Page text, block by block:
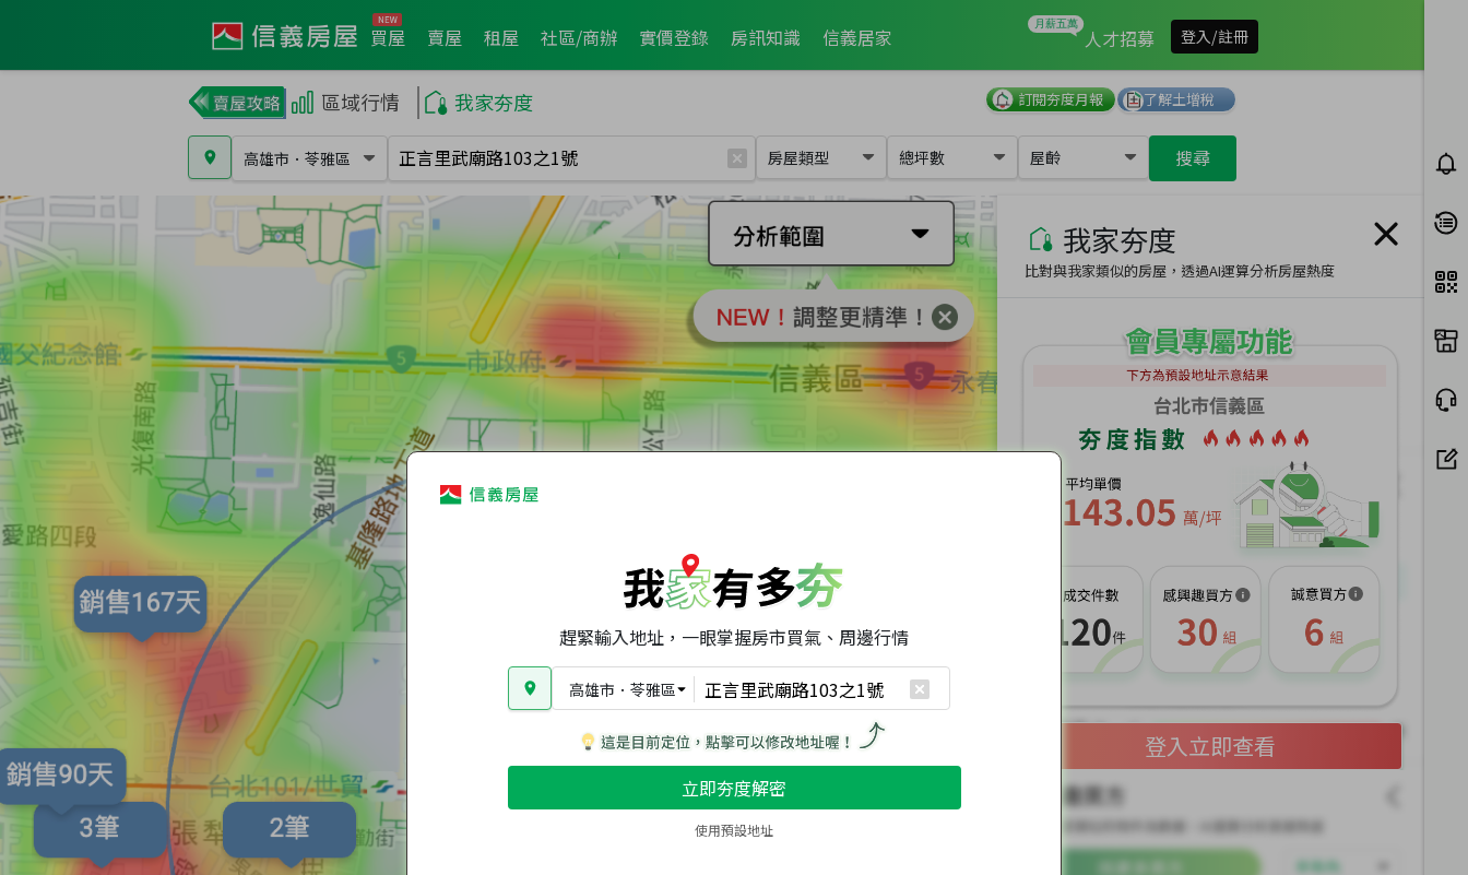
買屋 賣屋 租屋 社區/商辦 實價登錄 房訊知識 信義居家 人才招募 登入/註冊
區域行情 我家夯度 訂閱夯度月報 了解土增稅
高雄市 ． 苓雅區 房屋類型 總坪數 屋齡 搜尋
趕緊輸入地址，一眼掌握房市買氣、周邊行情
高雄市 ． 苓雅區
立即夯度解密
使用預設地址
我家夯度
比對與我家類似的房屋，透過AI運算分析房屋熱度
登入立即查看